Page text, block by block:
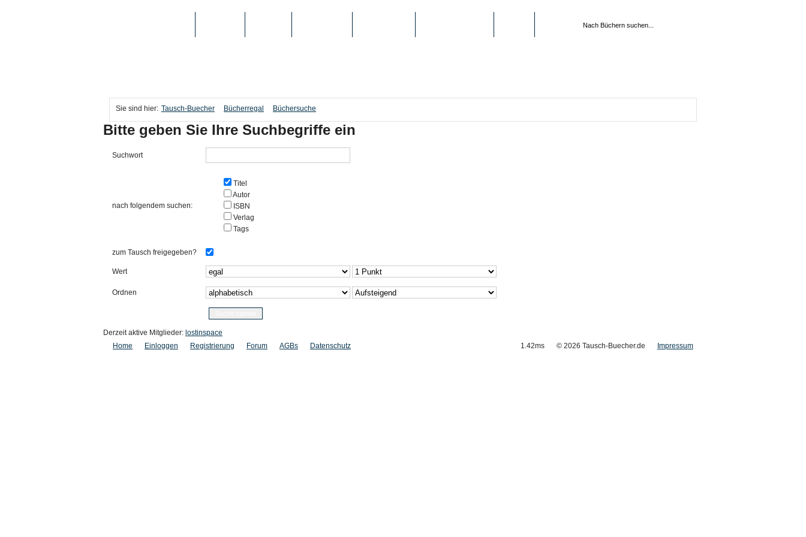
Sie sind hier: Tausch-Buecher Bücherregal Büchersuche
Bitte geben Sie Ihre Suchbegriffe ein
Suchwort
nach folgendem suchen:
Titel
Autor
ISBN
Verlag
Tags
zum Tausch freigegeben?
Wert
Ordnen
Derzeit aktive Mitglieder: lostinspace
Home
Einloggen Registrierung Forum AGBs Datenschutz 1.42ms © 2026 Tausch-Buecher.de Impressum